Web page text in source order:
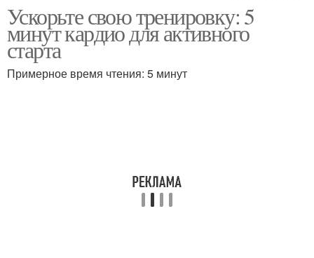
Физические нагрузки
Ускорьте свою тренировку: 5
минут кардио для активного
старта
Примерное время чтения: 5 минут